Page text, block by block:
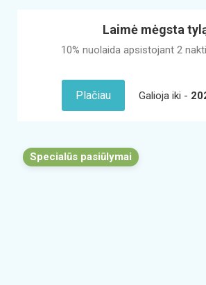
Laimė mėgsta
10% nuolaida apsistojant 2
Plačiau Galioja iki -
Specialūs pasiūlymai